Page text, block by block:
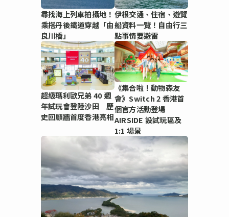
尋找海上列車拍攝地！
乘搭丹後鐵道穿越「由
良川橋」
伊根交通、住宿、遊覽
船資料一覽！自由行三
點事情要避雷
超級瑪利歐兄弟 40 週
年試玩會登陸沙田 歷
史回顧牆首度香港亮相
《集合啦！動物森友
會》Switch 2 香港首
個官方活動登場
AIRSIDE 設試玩區及
1:1 場景